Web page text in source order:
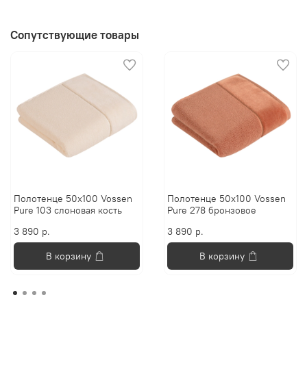
Сопутствующие товары
Полотенце 50х100 Vossen
Pure 103 слоновая кость
3 890 р.
В корзину
Полотенце 50х100 Vossen
Pure 278 бронзовое
3 890 р.
В корзину